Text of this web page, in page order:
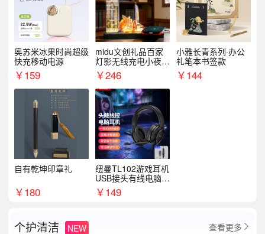
奥苏米冰果时尚超级
快充移动电源
￥159
midu文创礼品百家
灯影无线充电小夜灯
纪念礼品定制
￥246
小雅长青系列·办公
礼笔本书签款
￥144
自有乾坤印章礼
￥180
纽曼TL102游戏耳机
USB接头有线电脑耳
机耳麦
￥149
个护清洁 NEW 查看更多 